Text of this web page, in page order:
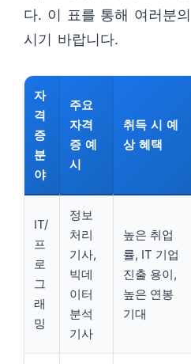
다. 이 표를 통해 여러분
시기 바랍니다.
자
격
증
분
야
주요
자격
증 예
시
취득 시 예
상 혜택
IT/
프
로
그
래
밍
정보
처리
기사,
빅데
이터
분석
기사
높은 취업
률, IT 기업
진출 용이,
높은 연봉
기대